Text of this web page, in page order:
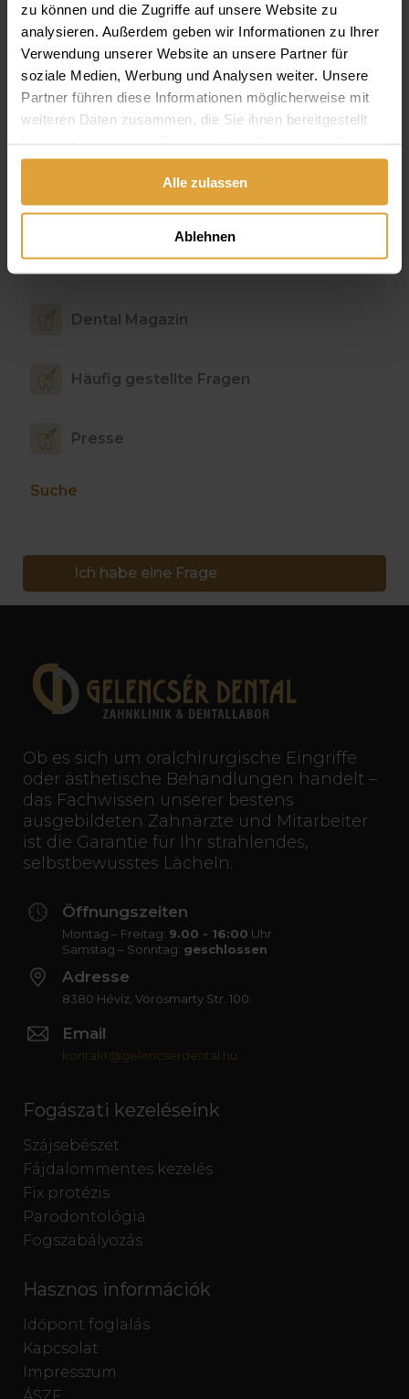
zu können und die Zugriffe auf unsere Website zu
analysieren. Außerdem geben wir Informationen zu Ihrer
Verwendung unserer Website an unsere Partner für
soziale Medien, Werbung und Analysen weiter. Unsere
Partner führen diese Informationen möglicherweise mit
weiteren Daten zusammen, die Sie ihnen bereitgestellt
haben oder die sie im Rahmen Ihrer Nutzung der Dienste
gesammelt haben.
Alle zulassen
Ablehnen
Implantate mit keramikkrone
Mail
keramik implantat
Parodontalchirurgie
unterfütterung
Dental Magazin
Häufig gestellte Fragen
Presse
Suche
Ich habe eine Frage
Ob es sich um oralchirurgische Eingriffe
oder ästhetische Behandlungen handelt –
das Fachwissen unserer bestens
ausgebildeten Zahnärzte und Mitarbeiter
ist die Garantie für Ihr strahlendes,
selbstbewusstes Lächeln.
Öffnungszeiten
Montag – Freitag: 9.00 - 16:00 Uhr
Samstag – Sonntag: geschlossen
Adresse
8380 Hévíz, Vörösmarty Str. 100.
Email
kontakt@gelencserdental.hu
Fogászati kezeléseink
Szájsebészet
Fájdalommentes kezelés
Fix protézis
Parodontológia
Fogszabályozás
Hasznos információk
Időpont foglalás
Kapcsolat
Impresszum